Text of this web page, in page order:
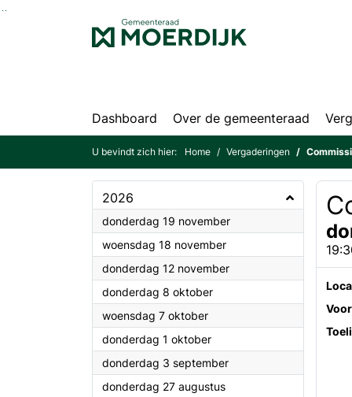
Ga naar de inhoud van deze pagina
Dashboard Over de gemeenteraad
U bevindt zich hier: Home Vergaderingen
2026
donderdag 19 november2026
woensdag 18 november2026
donderdag 12 november2026
donderdag 8 oktober2026
woensdag 7 oktober2026
donderdag 1 oktober2026
donderdag 3 september2026
donderdag 27 augustus2026